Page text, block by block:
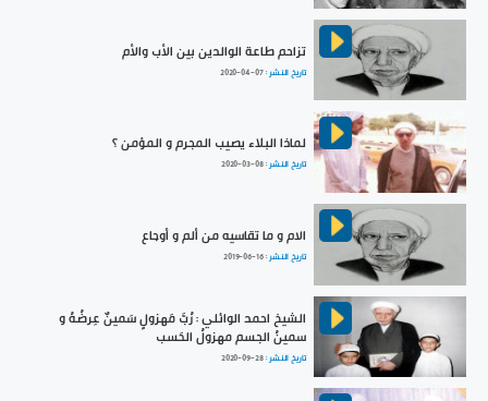
تزاحم طاعة الوالدين بين الأب والأم
تاريخ النشر :2020-04-07
لماذا البلاء يصيب المجرم و المؤمن ؟
تاريخ النشر :2020-03-08
الام و ما تقاسيه من ألم و أوجاع
تاريخ النشر :2019-06-16
الشيخ احمد الوائلي : رُبَّ مَهزولٍ سَمينٌ عِرضُهُ و
سمينُ الجسم مهزولُ الحَسب
تاريخ النشر :2020-09-28